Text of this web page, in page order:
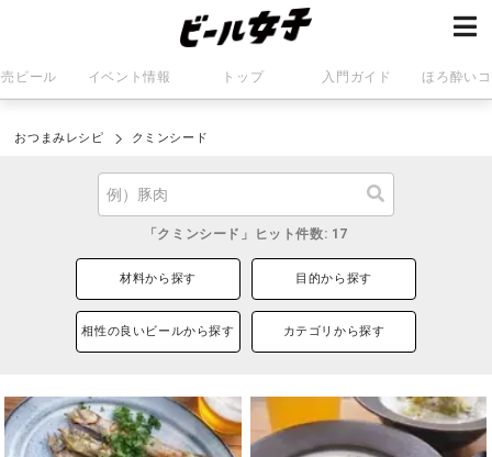
ビール イベント情報 トップ 入門ガイド ほろ酔い
おつまみレシピ クミンシード
「クミンシード」ヒット件数: 17
材料から探す 目的から探す
相性の良いビールから探す カテゴリから探す